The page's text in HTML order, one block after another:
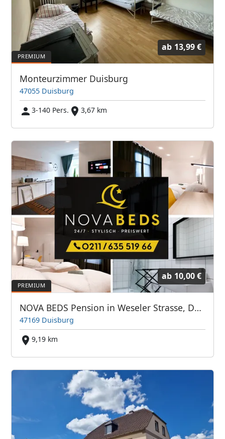
ab 13,99 €
Monteurzimmer Duisburg
47055 Duisburg
3-140 Pers.
3,67 km
ab 10,00 €
NOVA BEDS Pension in Weseler Strasse, Duisburg
47169 Duisburg
9,19 km